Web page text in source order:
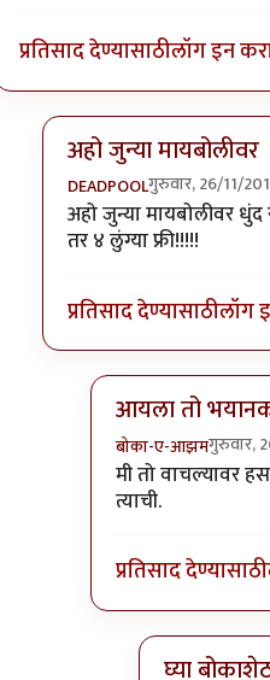
प्रतिसाद देण्यासाठीलॉग इन
अहो जुन्या मायबोलीवर
DEADPOOLगुरुवार, 26/11/
In reply toपुणे काय
अहो जुन्या मायबोलीवर
तर ४ लुंग्या फ्री!!!!!
प्रतिसाद देण्यासाठीलॉग
आयला तो
बोका-ए-आझमगुरुवार,
In reply toअहो
मी तो वाचल्यावर
त्याची.
प्रतिसाद देण्यासाठी
घ्या